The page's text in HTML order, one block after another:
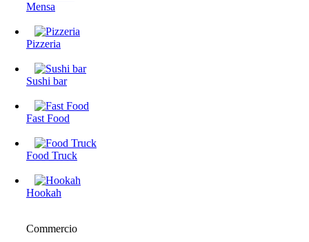
Mensa
Pizzeria
Sushi bar
Fast Food
Food Truck
Hookah
Commercio